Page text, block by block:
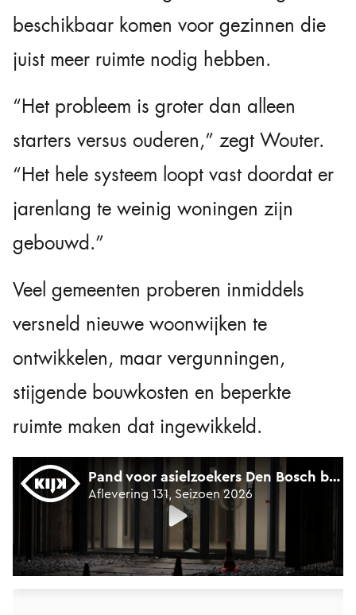
beschikbaar komen voor gezinnen die
juist meer ruimte nodig hebben.
“Het probleem is groter dan alleen
starters versus ouderen,” zegt Wouter.
“Het hele systeem loopt vast doordat er
jarenlang te weinig woningen zijn
gebouwd.”
Veel gemeenten proberen inmiddels
versneld nieuwe woonwijken te
ontwikkelen, maar vergunningen,
stijgende bouwkosten en beperkte
ruimte maken dat ingewikkeld.